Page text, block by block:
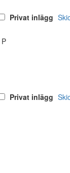
Privat inlägg
P
Privat inlägg